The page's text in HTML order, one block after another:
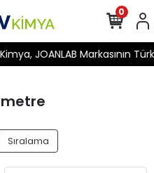
JOANLAB Markasının
0
Sıralama